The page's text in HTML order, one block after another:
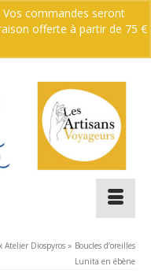
Atelier Diospyros » Boucles d’oreilles
Lunita en ébène
commandes seront
offerte à partir de 75 €